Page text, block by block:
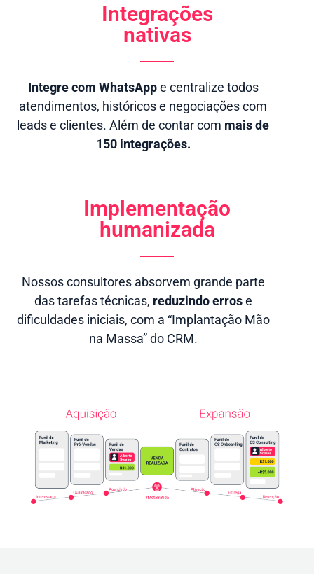
Integrações
nativas
Integre com WhatsAppe centralize todos
atendimentos, históricos e negociações com
leads e clientes. Além de contar com mais de
150 integrações.
Implementação
humanizada
Nossos consultores absorvem grande parte
das tarefas técnicas, reduzindo errose
dificuldades iniciais, com a “Implantação Mão
na Massa” do CRM.